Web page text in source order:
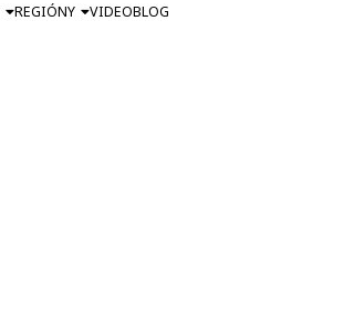
REGIÓNY VIDEOBLOG